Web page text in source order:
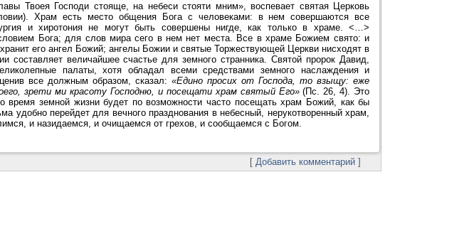
Твоея Господи стояще, на небеси стояти мним», воспевает святая Церковь
Храм есть место общения Бога с человеками: в нем совершаются все
и хиротония не могут быть совершены нигде, как только в храме. <…>
Бога; для слов мира сего в нем нет места. Все в храме Божием свято: и
его ангел Божий; ангелы Божии и святые Торжествующей Церкви нисходят в
составляет величайшее счастье для земного странника. Святой пророк Давид,
палаты, хотя обладал всеми средствами земного наслаждения и
все должным образом, сказал:«Едино просих от Господа, то взыщу: еже
зрети ми красоту Господню, и посещати храм святый Его»(Пс. 26, 4). Это
время земной жизни будет по возможности часто посещать храм Божий, как бы
удобно перейдет для вечного празднования в небесный, нерукотворенный храм,
и назидаемся, и очищаемся от грехов, и сообщаемся с Богом.
[ Добавить комментарий]